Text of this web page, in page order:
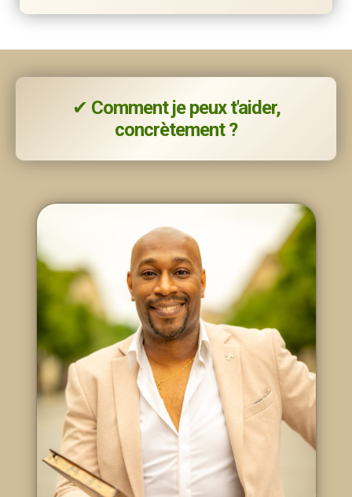
✔ Comment je peux t'aider,
concrètement ?